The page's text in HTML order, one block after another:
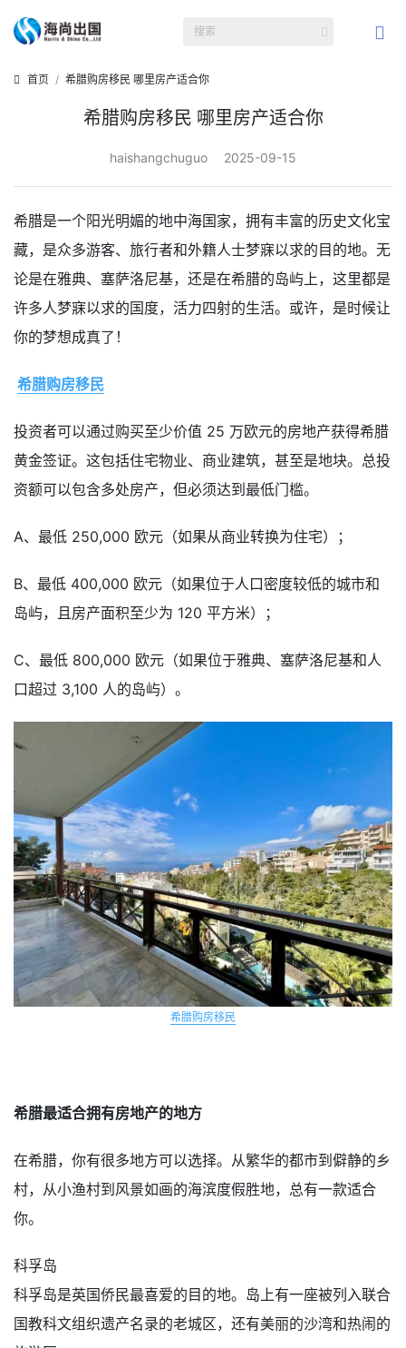
首页 希腊购房移民 哪里房产适合你
希腊购房移民 哪里房产适合你
haishangchuguo 2025-09-15
希腊是一个阳光明媚的地中海国家，拥有丰富的历史文化宝
藏，是众多游客、旅行者和外籍人士梦寐以求的目的地。无
论是在雅典、塞萨洛尼基，还是在希腊的岛屿上，这里都是
许多人梦寐以求的国度，活力四射的生活。或许，是时候让
你的梦想成真了！
希腊购房移民
投资者可以通过购买至少价值 25 万欧元的房地产获得希腊
黄金签证。这包括住宅物业、 商业建筑，甚至是地块。总投
资额可以包含多处房产，但必须达到最低门槛。
A、最低 250,000 欧元（如果从商业转换为住宅）；
B、最低 400,000 欧元（如果位于人口密度较低的城市和
岛屿，且房产面积至少为 120 平方米）；
C、最低 800,000 欧元（如果位于雅典、塞萨洛尼基和人
口超过 3,100 人的岛屿）。
希腊购房移民
希腊最适合拥有房地产的地方
在希腊，你有很多地方可以选择。从繁华的都市到僻静的乡
村，从小渔村到风景如画的海滨度假胜地，总有一款适合
你。
科孚岛
科孚岛是英国侨民最喜爱的目的地。岛上有一座被列入联合
国教科文组织遗产名录的老城区，还有美丽的沙湾和热闹的